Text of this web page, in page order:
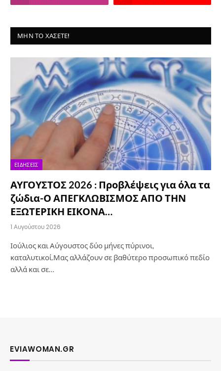
ΜΗΝ ΤΟ ΧΆΣΕΤΕ!
ΕΙΔΉΣΕΙΣ
ΑΥΓΟΥΣΤΟΣ 2026 : Προβλέψεις για όλα τα
ζώδια-Ο ΑΠΕΓΚΛΩΒΙΣΜΟΣ ΑΠΟ ΤΗΝ
ΕΞΩΤΕΡΙΚΗ ΕΙΚΟΝΑ…
1 Αυγούστου 2026
Ιούλιος και Αύγουστος δύο μήνες πύρινοι,
καταλυτικοί.Μας αλλάζουν σε βαθύτερο προσωπικό πεδίο
αλλά και σε…
EVIAWOMAN.GR